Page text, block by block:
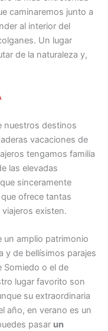
caminaremos junto a
al interior del
Un lugar
de la naturaleza y,
nuestros destinos
vacaciones de
tengamos familia
las elevadas
sinceramente
ofrece tantas
existen.
un amplio patrimonio
y de bellísimos parajes
Somiedo o el de
lugar favorito son
su extraordinaria
año, en verano es un
pasar un